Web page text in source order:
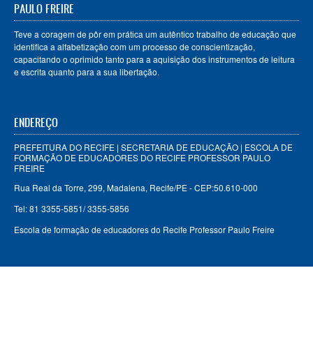
PAULO FREIRE
Teve a coragem de pôr em prática um autêntico trabalho de educação que
identifica a alfabetização com um processo de conscientização,
capacitando o oprimido tanto para a aquisição dos instrumentos de leitura
e escrita quanto para a sua libertação.
ENDEREÇO
PREFEITURA DO RECIFE | SECRETARIA DE EDUCAÇÃO | ESCOLA DE
FORMAÇÃO DE EDUCADORES DO RECIFE PROFESSOR PAULO
FREIRE
Rua Real da Torre, 299, Madalena, Recife/PE - CEP:50.610-000
Tel: 81 3355-5851/ 3355-5856
Escola de formação de educadores do Recife Professor Paulo Freire